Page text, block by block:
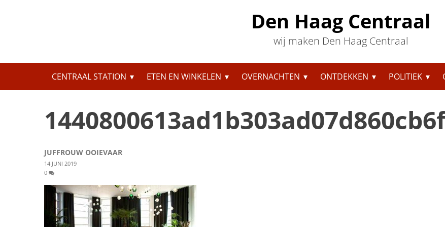
Den Haag Centraal
wij maken Den Haag Centraal
CENTRAAL STATION ETEN EN WINKELEN OVERNACHTEN ONTDEKKEN POLITIEK
naar:
JUFFROUW OOIEVAAR
14 JUNI 2019
0